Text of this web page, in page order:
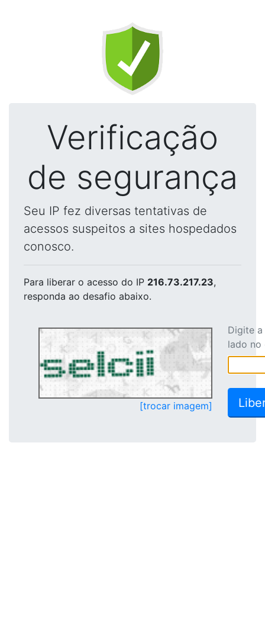
Verificação
de segurança
Seu IP fez diversas tentativas de
acessos suspeitos a sites hospedados
conosco.
Para liberar o acesso do IP 216.73.217.23,
responda ao desafio abaixo.
[trocar imagem]
Digite
lado no